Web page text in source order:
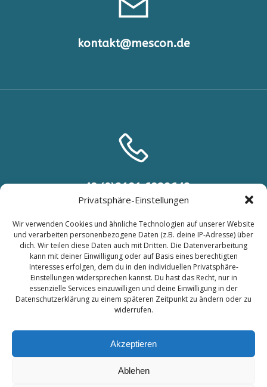
Privatsphäre-Einstellungen
Wir verwenden Cookies und ähnliche Technologien auf unserer Website
und verarbeiten personenbezogene Daten (z.B. deine IP-Adresse) über
dich. Wir teilen diese Daten auch mit Dritten. Die Datenverarbeitung
kann mit deiner Einwilligung oder auf Basis eines berechtigten
Interesses erfolgen, dem du in den individuellen Privatsphäre-
Einstellungen widersprechen kannst. Du hast das Recht, nur in
essenzielle Services einzuwilligen und deine Einwilligung in der
Datenschutzerklärung zu einem späteren Zeitpunkt zu ändern oder zu
widerrufen.
Akzeptieren
Ablehen
kontakt@mescon.de
+49 (0)2191 6929648
© 2026 Datenschutz in der
datengetriebenen Marketingwelt.
Created for free using WordPress